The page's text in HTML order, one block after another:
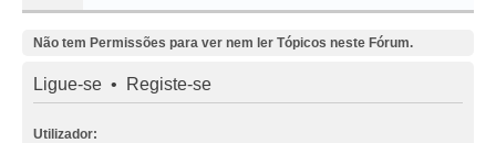
Não tem Permissões para ver nem ler Tópicos neste Fórum.
Ligue-se • Registe-se
Utilizador: